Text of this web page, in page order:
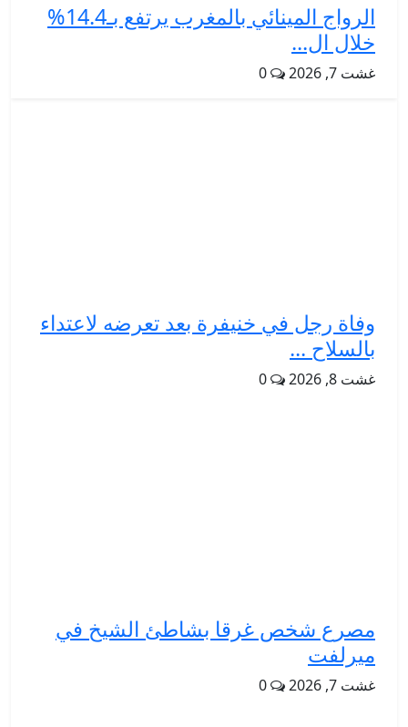
الرواج المينائي بالمغرب يرتفع بـ14.4%
خلال ال...
غشت 7, 2026 0
وفاة رجل في خنيفرة بعد تعرضه لاعتداء
بالسلاح ...
غشت 8, 2026 0
مصرع شخص غرقا بشاطئ الشيخ في
ميرلفت
غشت 7, 2026 0